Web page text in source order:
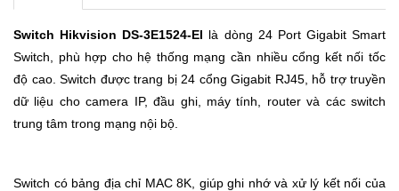
Switch Hikvision DS-3E1524-EI là dòng 24 Port Gigabit Smart
Switch, phù hợp cho hệ thống mạng cần nhiều cổng kết nối tốc
độ cao. Switch được trang bị 24 cổng Gigabit RJ45, hỗ trợ truyền
dữ liệu cho camera IP, đầu ghi, máy tính, router và các switch
trung tâm trong mạng nội bộ.
Switch có bảng địa chỉ MAC 8K, giúp ghi nhớ và xử lý kết nối của